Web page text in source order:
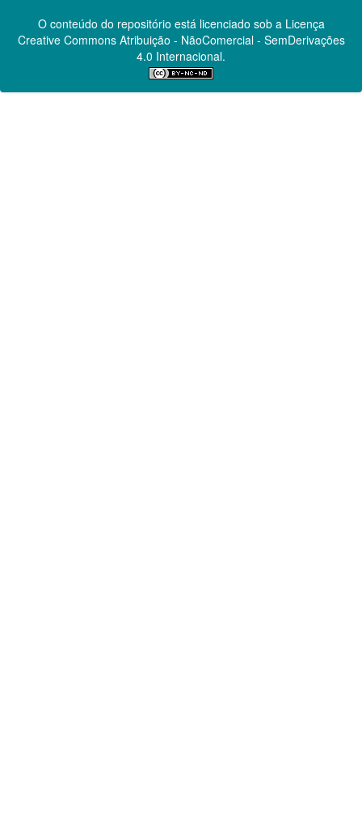
O conteúdo do repositório está licenciado sob a Licença
Creative CommonsAtribuição - NãoComercial - SemDerivações
4.0 Internacional.